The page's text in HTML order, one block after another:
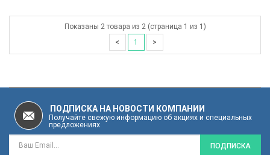
Показаны 2 товара из 2 (страница 1 из 1)
<
1 >
ПОДПИСКА НА НОВОСТИ КОМПАНИИ
Получайте свежую информацию об акциях и специальных
предложениях
ПОДПИСКА